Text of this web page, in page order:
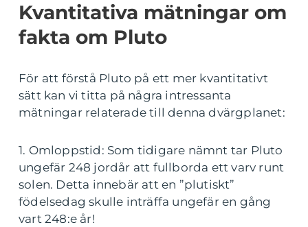
Kvantitativa mätningar om
fakta om Pluto
För att förstå Pluto på ett mer kvantitativt
sätt kan vi titta på några intressanta
mätningar relaterade till denna dvärgplanet:
1. Omloppstid: Som tidigare nämnt tar Pluto
ungefär 248 jordår att fullborda ett varv runt
solen. Detta innebär att en ”plutiskt”
födelsedag skulle inträffa ungefär en gång
vart 248:e år!